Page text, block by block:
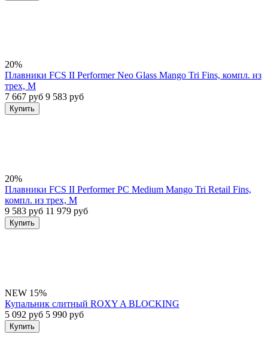
20%
Плавники FCS II Performer Neo Glass Mango Tri Fins, компл. из
трех, M
7 667 руб 9 583 руб
Купить
20%
Плавники FCS II Performer PC Medium Mango Tri Retail Fins,
компл. из трех, M
9 583 руб 11 979 руб
Купить
NEW 15%
Купальник слитный ROXY A BLOCKING
5 092 руб 5 990 руб
Купить